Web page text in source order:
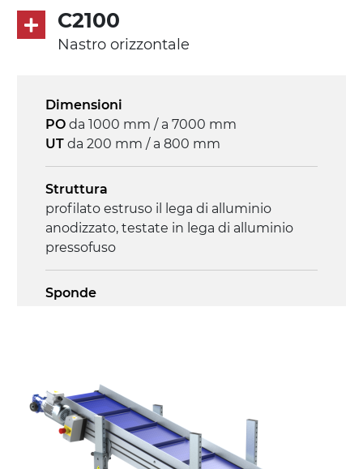
asincrono trifase multi tensione
230/400Vac-50Hz-3F
Controllo
C2100
Nastro orizzontale
Dimensioni
PO da 1000 mm / a 7000 mm
UT da 200 mm / a 800 mm
Struttura
profilato estruso il lega di alluminio
anodizzato, testate in lega di alluminio
pressofuso
Sponde
cannocchiali in lega di alluminio
pressofuso, gambe in tubolare in metallo
zincato, piedini di livellamento